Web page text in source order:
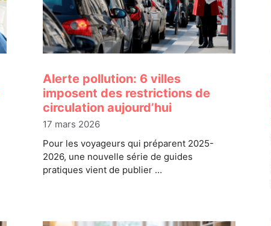
Alerte pollution: 6 villes
imposent des restrictions de
circulation aujourd’hui
17 mars 2026
Pour les voyageurs qui préparent 2025-
2026, une nouvelle série de guides
pratiques vient de publier …